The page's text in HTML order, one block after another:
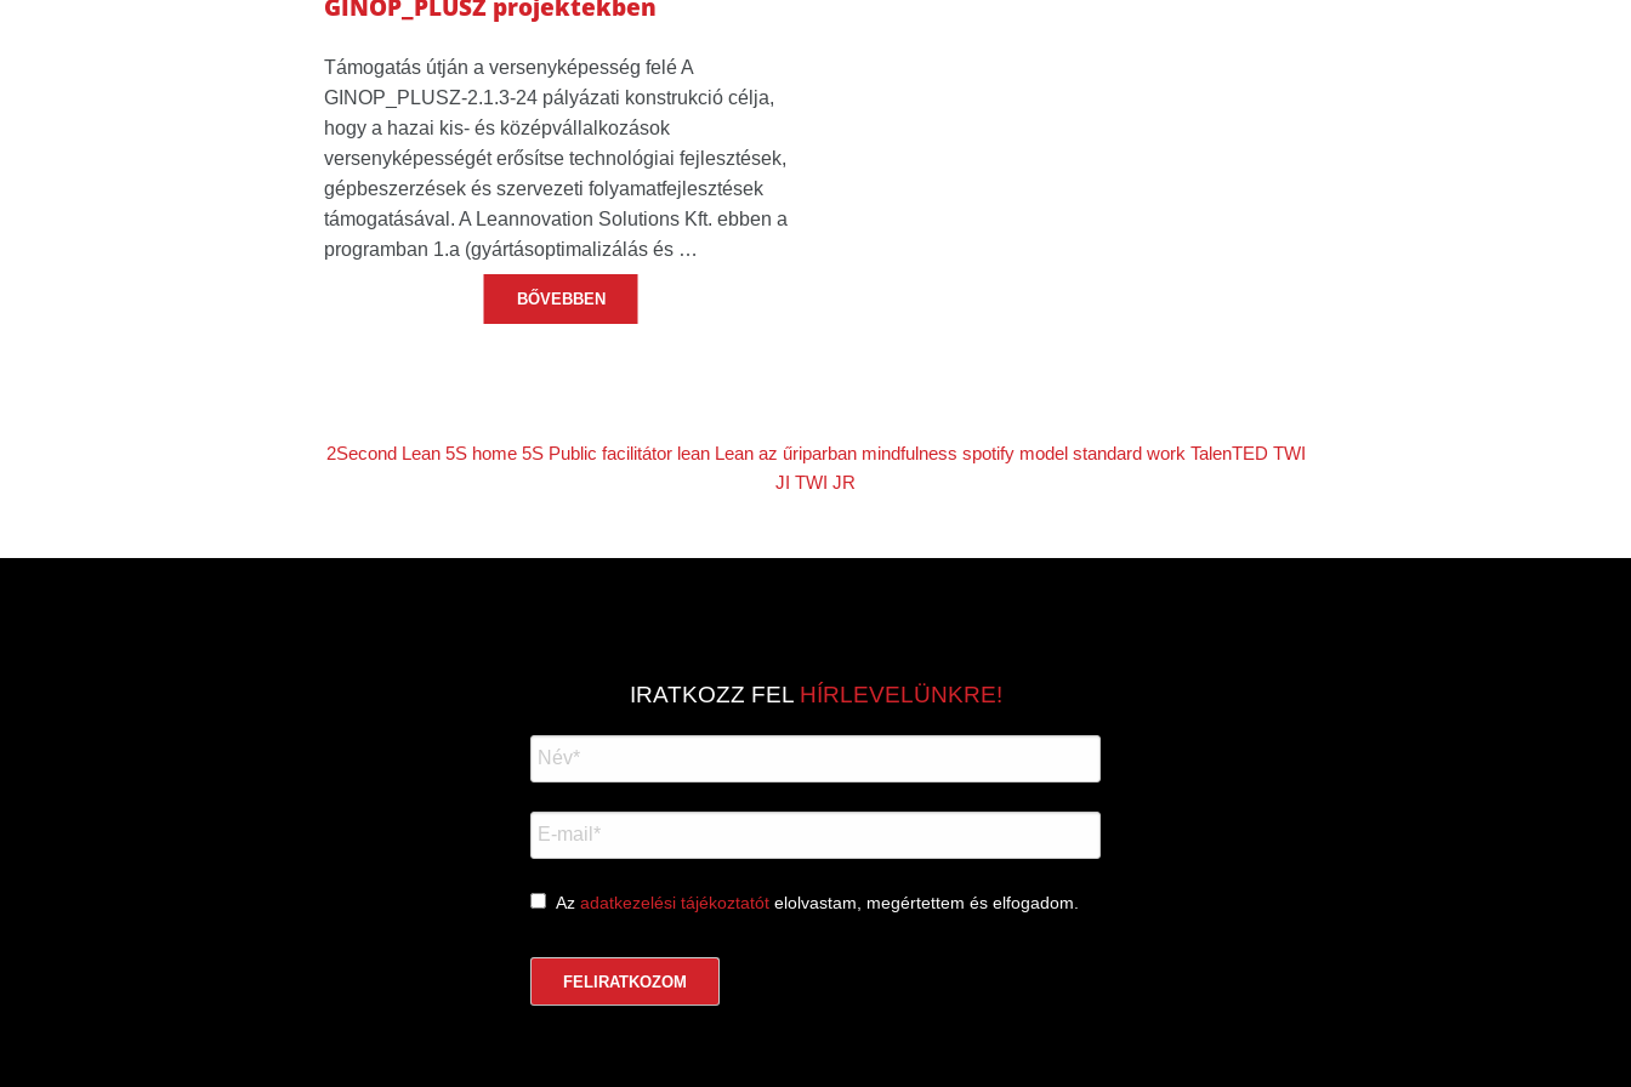
GINOP_PLUSZ projektekben
Támogatás útján a versenyképesség felé A
GINOP_PLUSZ-2.1.3-24 pályázati konstrukció célja,
hogy a hazai kis- és középvállalkozások
versenyképességét erősítse technológiai fejlesztések,
gépbeszerzések és szervezeti folyamatfejlesztések
támogatásával. A Leannovation Solutions Kft. ebben a
programban 1.a (gyártásoptimalizálás és …
BŐVEBBEN
2Second Lean 5S home 5S Public facilitátor lean Lean az űriparban mindfulness spotify model standard work TalenTED TWI
JI TWI JR
IRATKOZZ FEL HÍRLEVELÜNKRE!
Az adatkezelési tájékoztatót elolvastam, megértettem és elfogadom.